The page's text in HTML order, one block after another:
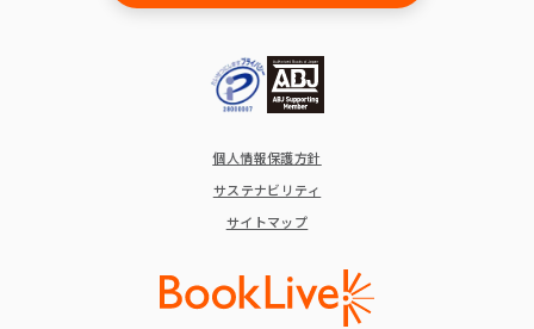
個人情報保護方針
サステナビリティ
サイトマップ